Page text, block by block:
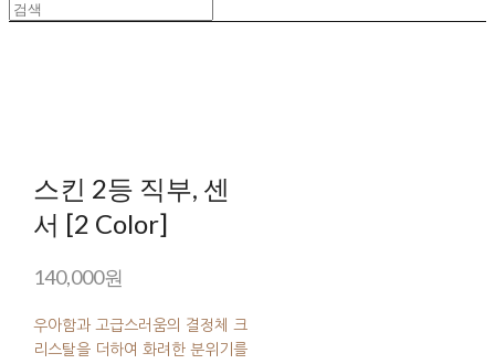
스킨 2등 직부, 센
서 [2 Color]
140,000원
우아함과 고급스러움의 결정체 크
리스탈을 더하여 화려한 분위기를